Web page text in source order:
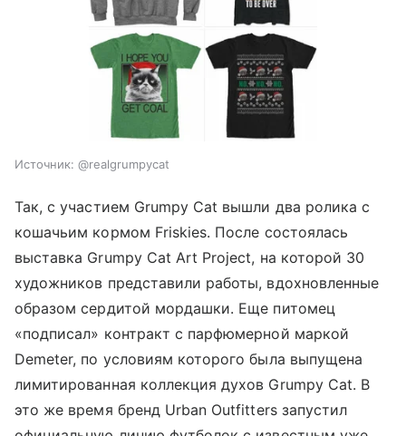
Источник: @realgrumpycat
Так, с участием Grumpy Cat вышли два ролика с
кошачьим кормом Friskies. После состоялась
выставка Grumpy Cat Art Project, на которой 30
художников представили работы, вдохновленные
образом сердитой мордашки. Еще питомец
«подписал» контракт с парфюмерной маркой
Demeter, по условиям которого была выпущена
лимитированная коллекция духов Grumpy Cat. В
это же время бренд Urban Outfitters запустил